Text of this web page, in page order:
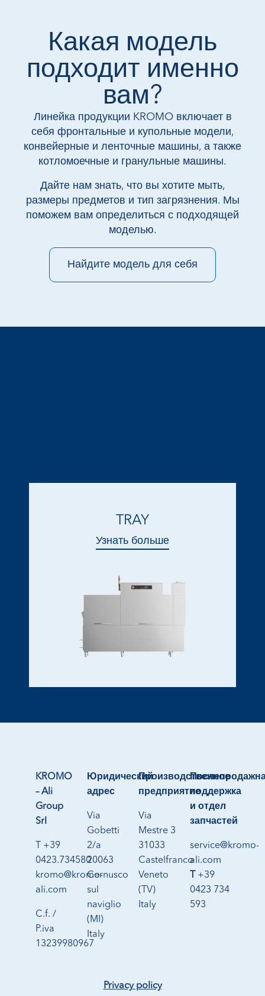
Какая модель
подходит именно
вам?
Линейка продукции KROMO включает в
себя фронтальные и купольные модели,
конвейерные и ленточные машины, а также
котломоечные и гранульные машины.
Дайте нам знать, что вы хотите мыть,
размеры предметов и тип загрязнения. Мы
поможем вам определиться с подходящей
моделью.
Найдите модель для себя
TRAY
Узнать больше
KROMO
– Ali
Group
Srl
T +39
0423.734580
kromo@kromo-
ali.com
C.f. /
P.iva
13239980967
Юридический
адрес
Via
Gobetti
2/a
20063
Cernusco
sul
naviglio
(MI)
Italy
Производственное
предприятие
Via
Mestre 3
31033
Castelfranco
Veneto
(TV)
Italy
поддержка
и отдел
запчастей
service@kromo-
ali.com
+39
0423 734
593
Privacy policy